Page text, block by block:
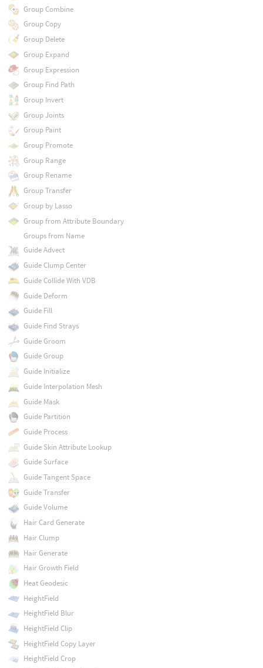
Group Combine
Group Copy
Group Delete
Group Expand
Group Expression
Group Find Path
Group Invert
Group Joints
Group Paint
Group Promote
Group Range
Group Rename
Group Transfer
Group by Lasso
Group from Attribute Boundary
Groups from Name
Guide Advect
Guide Clump Center
Guide Collide With VDB
Guide Deform
Guide Fill
Guide Find Strays
Guide Groom
Guide Group
Guide Initialize
Guide Interpolation Mesh
Guide Mask
Guide Partition
Guide Process
Guide Skin Attribute Lookup
Guide Surface
Guide Tangent Space
Guide Transfer
Guide Volume
Hair Card Generate
Hair Clump
Hair Generate
Hair Growth Field
Heat Geodesic
HeightField
HeightField Blur
HeightField Clip
HeightField Copy Layer
HeightField Crop